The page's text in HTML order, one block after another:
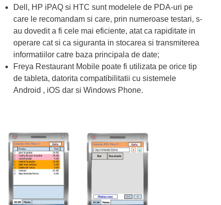
Dell, HP iPAQ si HTC sunt modelele de PDA-uri pe
care le recomandam si care, prin numeroase testari, s-
au dovedit a fi cele mai eficiente, atat ca rapiditate in
operare cat si ca siguranta in stocarea si transmiterea
informatiilor catre baza principala de date;
Freya Restaurant Mobile poate fi utilizata pe orice tip
de tableta, datorita compatibilitatii cu sistemele
Android , iOS dar si Windows Phone.